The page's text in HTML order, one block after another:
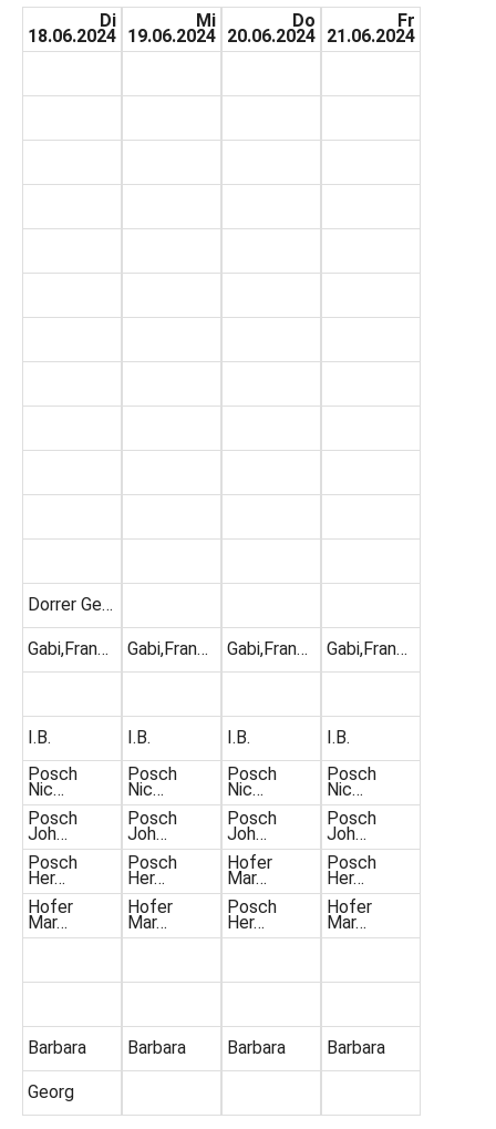
Di
18.06.2024
Dorrer Ge…
Gabi,Fran…
I.B.
Posch
Nic…
Posch
Joh…
Posch
Her…
Hofer
Mar…
Barbara
Georg
Mi
19.06.2024
Gabi,Fran…
I.B.
Posch
Nic…
Posch
Joh…
Posch
Her…
Hofer
Mar…
Barbara
Do
20.06.2024
Gabi,Fran…
I.B.
Posch
Nic…
Posch
Joh…
Hofer
Mar…
Posch
Her…
Barbara
Fr
21.06.2024
Gabi,Fran…
I.B.
Posch
Nic…
Posch
Joh…
Posch
Her…
Hofer
Mar…
Barbara